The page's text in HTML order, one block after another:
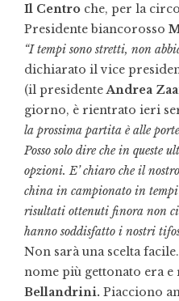
Il Centro che, per la
Presidente biancorosso
“I tempi sono stretti, non
dichiarato il vice
(il presidenteAndrea
giorno, è rientrato ieri
la prossima partita è alle
Posso solo dire che in queste
opzioni. E’ chiaro che il
china in campionato in
risultati ottenuti finora non ci
hanno soddisfatto i nostri
Non sarà una scelta
nome più gettonato era e
Bellandrini. Piacciono